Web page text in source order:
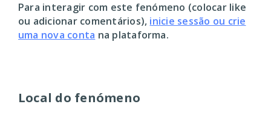
Local do fenómeno
Para interagir com este fenómeno (colocar like
ou adicionar comentários), inicie sessão ou crie
uma nova conta na plataforma.